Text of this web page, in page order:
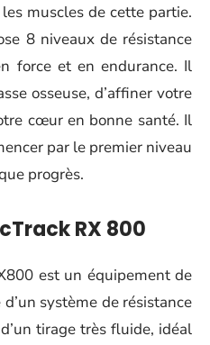
muscles de cette partie.
8 niveaux de résistance
force et en endurance. Il
osseuse, d’affiner votre
cœur en bonne santé. Il
par le premier niveau
progrès.
RX 800
est un équipement de
système de résistance
tirage très fluide, idéal